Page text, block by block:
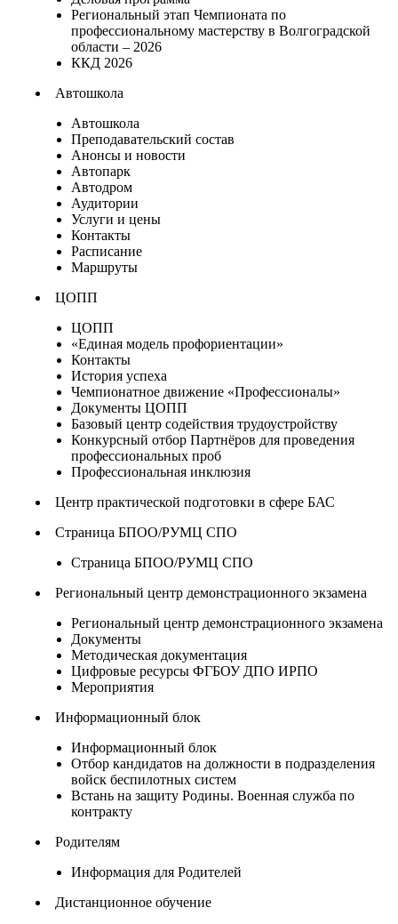
Региональный этап Чемпионата по
профессиональному мастерству в Волгоградской
области – 2026
ККД 2026
Автошкола
Автошкола
Преподавательский состав
Анонсы и новости
Автопарк
Автодром
Аудитории
Услуги и цены
Контакты
Расписание
Маршруты
ЦОПП
ЦОПП
«Единая модель профориентации»
Контакты
История успеха
Чемпионатное движение «Профессионалы»
Документы ЦОПП
Базовый центр содействия трудоустройству
Конкурсный отбор Партнёров для проведения
профессиональных проб
Профессиональная инклюзия
Центр практической подготовки в сфере БАС
Страница БПОО/РУМЦ СПО
Страница БПОО/РУМЦ СПО
Региональный центр демонстрационного экзамена
Региональный центр демонстрационного экзамена
Документы
Методическая документация
Цифровые ресурсы ФГБОУ ДПО ИРПО
Мероприятия
Информационный блок
Информационный блок
Отбор кандидатов на должности в подразделения
войск беспилотных систем
Встань на защиту Родины. Военная служба по
контракту
Родителям
Информация для Родителей
Дистанционное обучение